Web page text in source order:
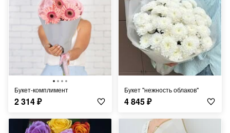
Букет-комплимент
2 314₽
Букет "нежность облаков"
4 845₽